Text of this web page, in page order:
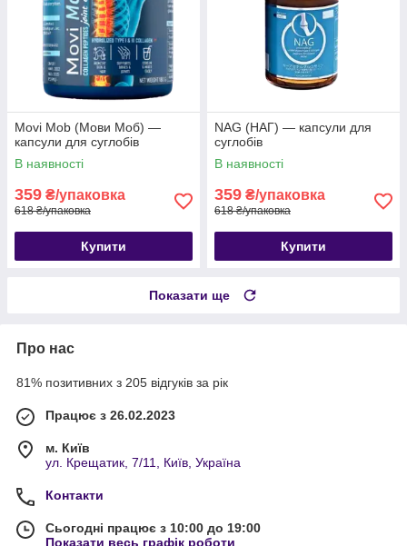
Movi Mob (Мови Моб) —
капсули для суглобів
В наявності
359 ₴/упаковка
618 ₴/упаковка
Купити
NAG (НАГ) — капсули для
суглобів
В наявності
359 ₴/упаковка
618 ₴/упаковка
Купити
Показати ще
Про нас
81% позитивних з 205 відгуків за рік
Працює з 26.02.2023
м. Київ
ул. Крещатик, 7/11, Київ, Україна
Контакти
Сьогодні працює з 10:00 до 19:00
Показати весь графік роботи